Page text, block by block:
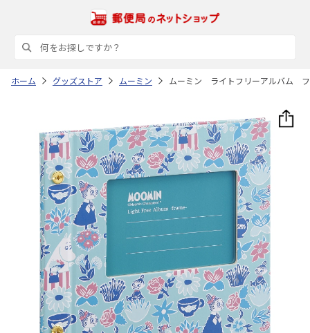
ホーム グッズストア ムーミン ムーミン ライトフリーアルバム